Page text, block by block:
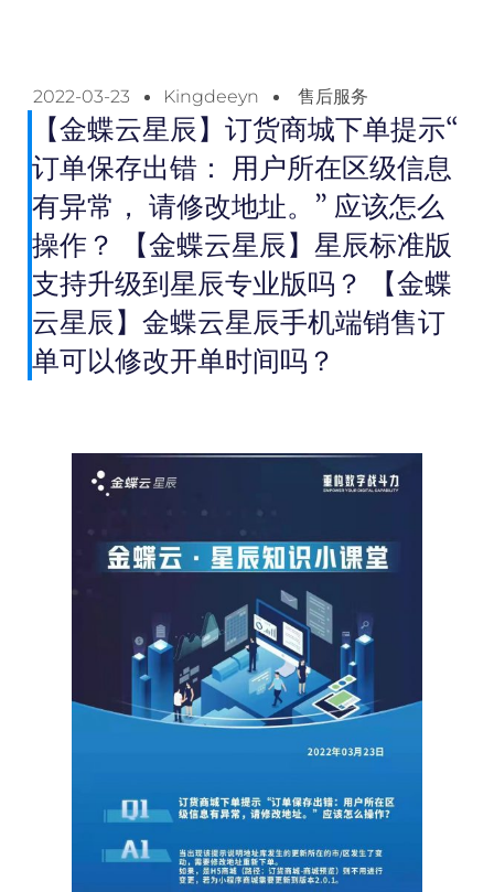
2022-03-23 Kingdeeyn 售后服务
【金蝶云星辰】订货商城下单提示“
订单保存出错： 用户所在区级信息
有异常， 请修改地址。” 应该怎么
操作？ 【金蝶云星辰】星辰标准版
支持升级到星辰专业版吗？ 【金蝶
云星辰】金蝶云星辰手机端销售订
单可以修改开单时间吗？